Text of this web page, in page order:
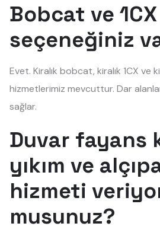
Bobcat ve
seçeneğiniz
Evet. Kiralık bobcat, kiralık 1CX ve
hizmetlerimiz mevcuttur. Dar
sağlar.
Duvar fayans
yıkım ve
hizmeti
musunuz?